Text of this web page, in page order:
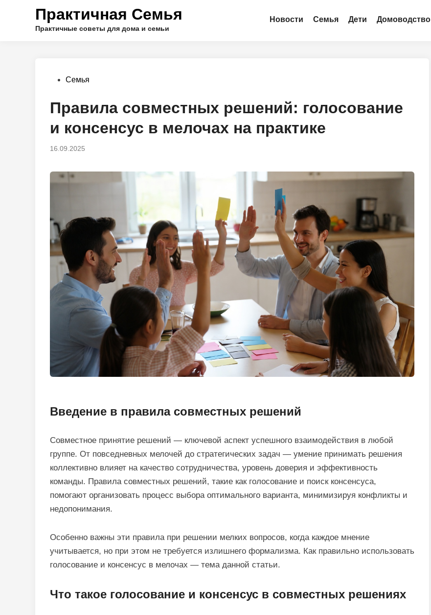
содержимому
Практичная Семья
Практичные советы для дома и семьи
Новости Семья Дети Домоводство
Опубликовано
Семья
Правила совместных решений: голосование
и консенсус в мелочах на практике
16.09.2025
Введение в правила совместных решений
Совместное принятие решений — ключевой аспект успешного взаимодействия в любой
группе. От повседневных мелочей до стратегических задач — умение принимать решения
коллективно влияет на качество сотрудничества, уровень доверия и эффективность
команды. Правила совместных решений, такие как голосование и поиск консенсуса,
помогают организовать процесс выбора оптимального варианта, минимизируя конфликты и
недопонимания.
Особенно важны эти правила при решении мелких вопросов, когда каждое мнение
учитывается, но при этом не требуется излишнего формализма. Как правильно использовать
голосование и консенсус в мелочах — тема данной статьи.
Что такое голосование и консенсус в совместных решениях